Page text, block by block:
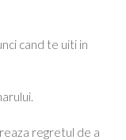
cand te uiti in
regretul de a